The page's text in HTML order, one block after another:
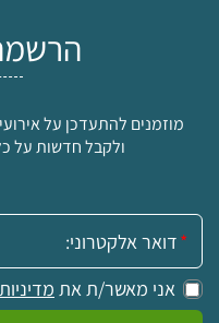
מוזמנים להתעדכן על
ולקבל חדשות על
אימייל:
אני מאשר/ת את